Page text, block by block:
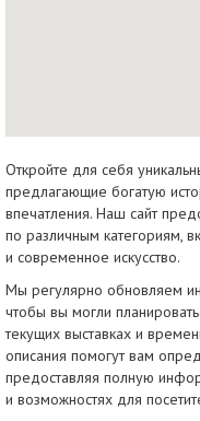
Откройте для себя
предлагающие богатую
впечатления. Наш сайт
по различным категориям,
и современное искусство.
Мы регулярно обновляем
чтобы вы могли
текущих выставках и
описания помогут вам
предоставляя полную
и возможностях для